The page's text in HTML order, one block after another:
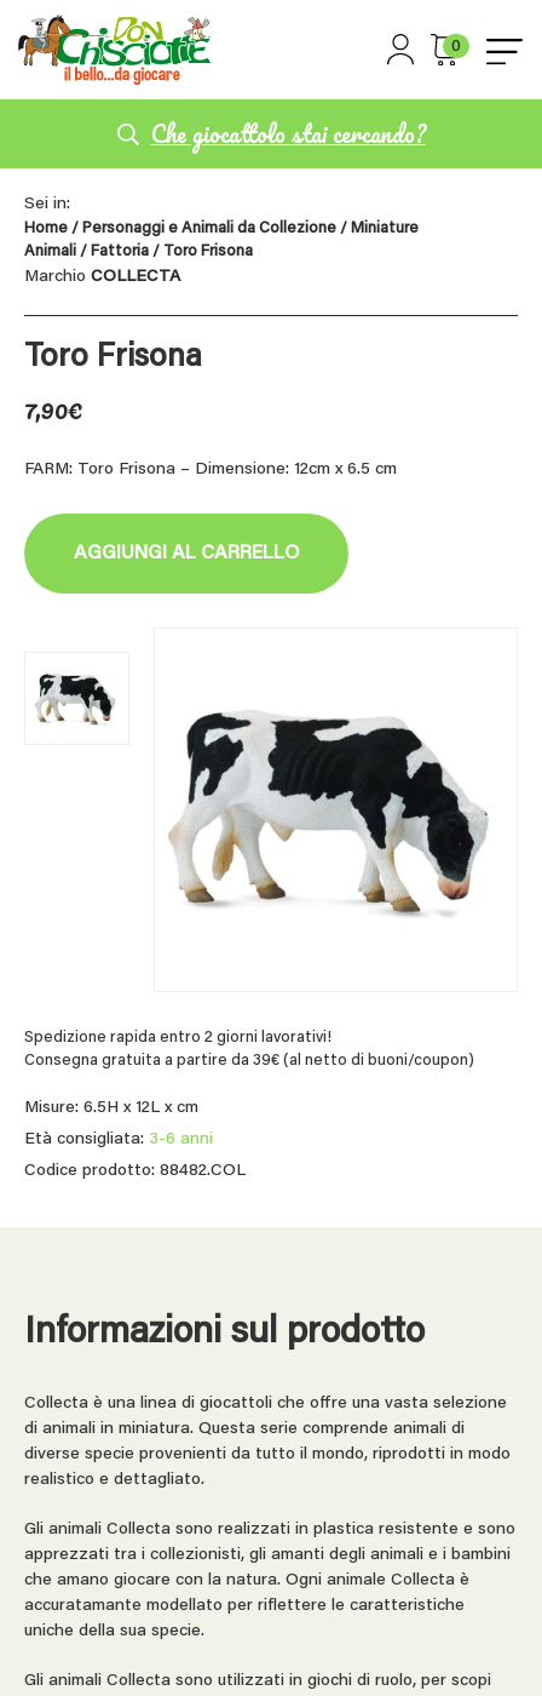
0
Che giocattolo stai cercando?
Sei in:
Home / Personaggi e Animali da Collezione / Miniature
Animali / Fattoria / Toro Frisona
Marchio COLLECTA
Toro Frisona
7,90€
FARM: Toro Frisona – Dimensione: 12cm x 6.5 cm
AGGIUNGI AL CARRELLO
Spedizione rapida entro 2 giorni lavorativi!
Consegna gratuita a partire da 39€ (al netto di buoni/coupon)
Misure: 6.5H x 12L x cm
Età consigliata: 3-6 anni
Codice prodotto: 88482.COL
Informazioni sul prodotto
Collecta è una linea di giocattoli che offre una vasta selezione
di animali in miniatura. Questa serie comprende animali di
diverse specie provenienti da tutto il mondo, riprodotti in modo
realistico e dettagliato.
Gli animali Collecta sono realizzati in plastica resistente e sono
apprezzati tra i collezionisti, gli amanti degli animali e i bambini
che amano giocare con la natura. Ogni animale Collecta è
accuratamante modellato per riflettere le caratteristiche
uniche della sua specie.
Gli animali Collecta sono utilizzati in giochi di ruolo, per scopi